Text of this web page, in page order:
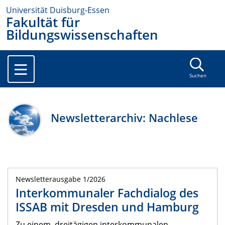
Universität Duisburg-Essen
Fakultät für
Bildungswissenschaften
Suchen
Newsletterarchiv: Nachlese
Newsletterausgabe 1/2026
Interkommunaler Fachdialog des
ISSAB mit Dresden und Hamburg